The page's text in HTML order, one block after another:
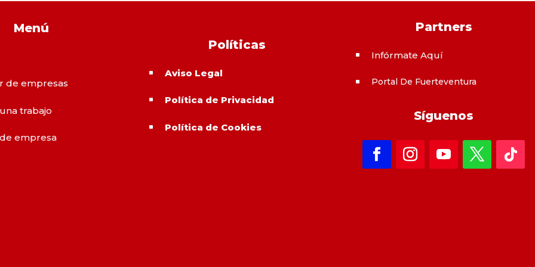
Menú
de empresas
trabajo
empresa
Políticas
^ Aviso Legal
^ Política de Privacidad
^ Política de Cookies
Partners
^ Infórmate Aquí
^ Portal De Fuerteventura
Síguenos